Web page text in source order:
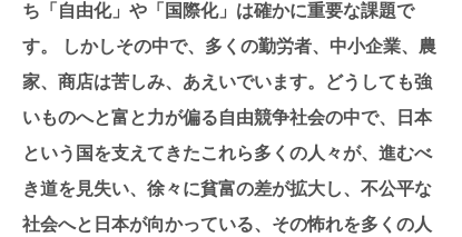
ち「自由化」や「国際化」は確かに重要な課題で
す。 しかしその中で、多くの勤労者、中小企業、農
家、商店は苦しみ、あえいでいます。どうしても強
いものへと富と力が偏る自由競争社会の中で、日本
という国を支えてきたこれら多くの人々が、進むべ
き道を見失い、徐々に貧富の差が拡大し、不公平な
社会へと日本が向かっている、その怖れを多くの人